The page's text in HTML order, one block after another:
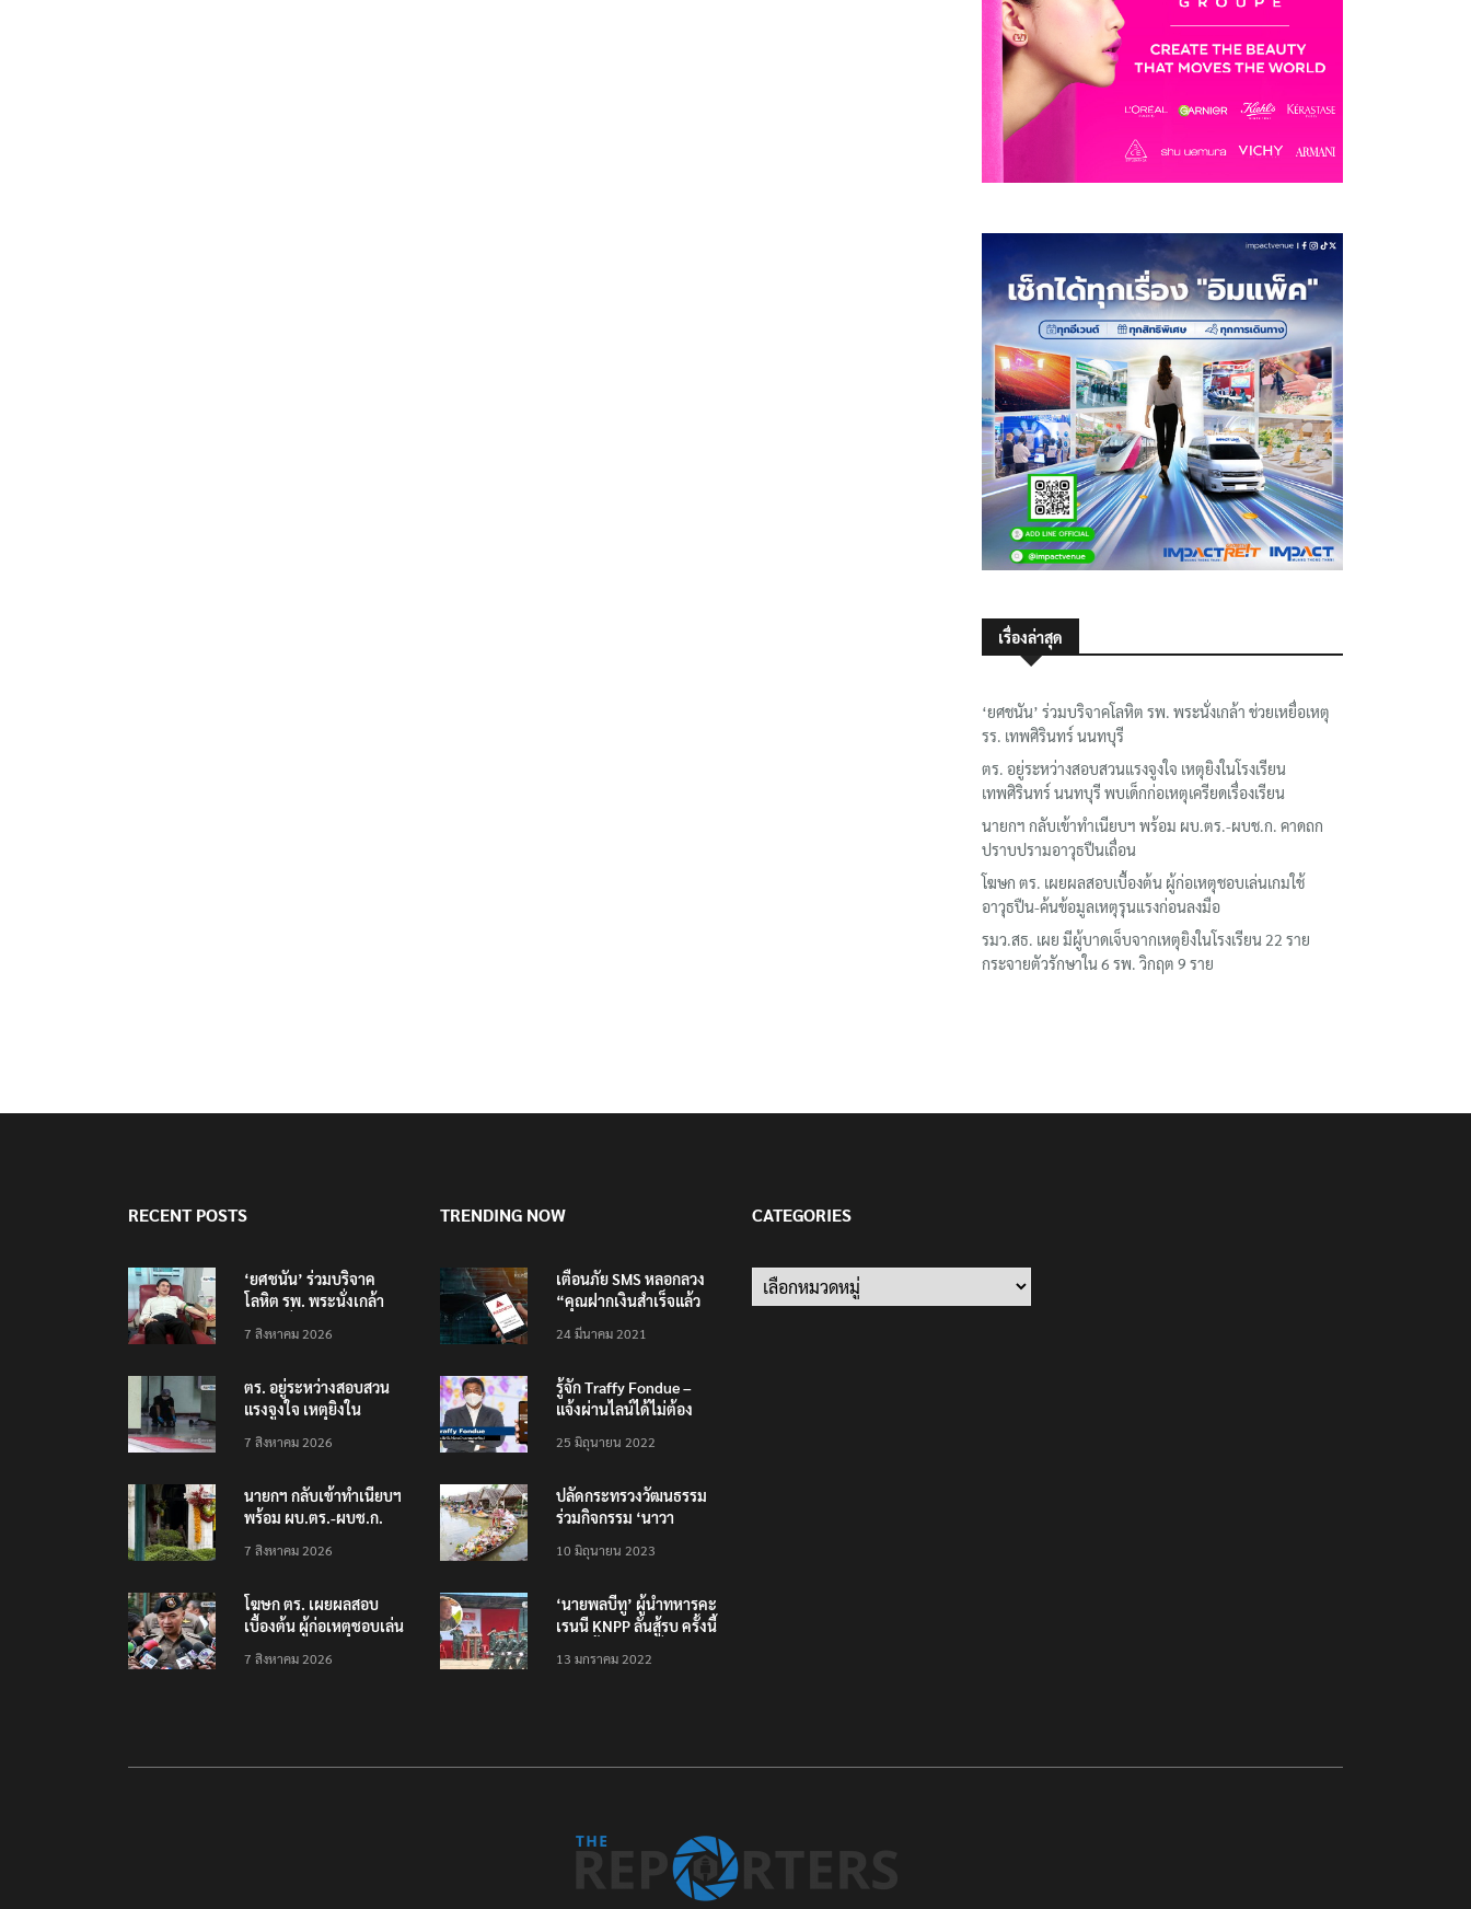
เรื่องล่าสุด
‘ยศชนัน’ ร่วมบริจาคโลหิต รพ. พระนั่งเกล้า ช่วยเหยื่อเหตุ
รร. เทพศิรินทร์ นนทบุรี
ตร. อยู่ระหว่างสอบสวนแรงจูงใจ เหตุยิงในโรงเรียน
เทพศิรินทร์ นนทบุรี พบเด็กก่อเหตุเครียดเรื่องเรียน
นายกฯ กลับเข้าทำเนียบฯ พร้อม ผบ.ตร.-ผบช.ก. คาดถก
ปราบปรามอาวุธปืนเถื่อน
โฆษก ตร. เผยผลสอบเบื้องต้น ผู้ก่อเหตุชอบเล่นเกมใช้
อาวุธปืน-ค้นข้อมูลเหตุรุนแรงก่อนลงมือ
รมว.สธ. เผย มีผู้บาดเจ็บจากเหตุยิงในโรงเรียน 22 ราย
กระจายตัวรักษาใน 6 รพ. วิกฤต 9 ราย
RECENT POSTS
‘ยศชนัน’ ร่วมบริจาค
โลหิต รพ. พระนั่งเกล้า
เทพศิรินทร์ นนทบุรี
7 สิงหาคม 2026
ตร. อยู่ระหว่างสอบสวน
แรงจูงใจ เหตุยิงใน
นนทบุรี พบเด็กก่อเหตุ
7 สิงหาคม 2026
นายกฯ กลับเข้าทำเนียบฯ
พร้อม ผบ.ตร.-ผบช.ก.
ปืนเถื่อน
7 สิงหาคม 2026
โฆษก ตร. เผยผลสอบ
เบื้องต้น ผู้ก่อเหตุชอบเล่น
เหตุรุนแรงก่อนลงมือ
7 สิงหาคม 2026
TRENDING NOW
เตือนภัย SMS หลอกลวง
“คุณฝากเงินสำเร็จแล้ว
200,000 บาท”
24 มีนาคม 2021
รู้จัก Traffy Fondue –
แจ้งผ่านไลน์ได้ไม่ต้อง
ทั่วไทย ไม่ใช่แค่ในกรุง
25 มิถุนายน 2022
ปลัดกระทรวงวัฒนธรรม
ร่วมกิจกรรม ‘นาวา
ตักบาตรทางน้ำ
10 มิถุนายน 2023
‘นายพลบีทู’ ผู้นำทหารคะ
เรนนี KNPP ลั่นสู้รบ ครั้งนี้
ประชาชนต้องชนะ
13 มกราคม 2022
CATEGORIES
Categories